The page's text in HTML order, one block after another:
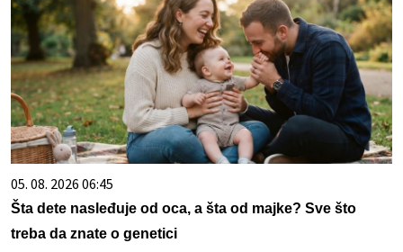
05. 08. 2026 06:45
Šta dete nasleđuje od oca, a šta od majke? Sve što
treba da znate o genetici